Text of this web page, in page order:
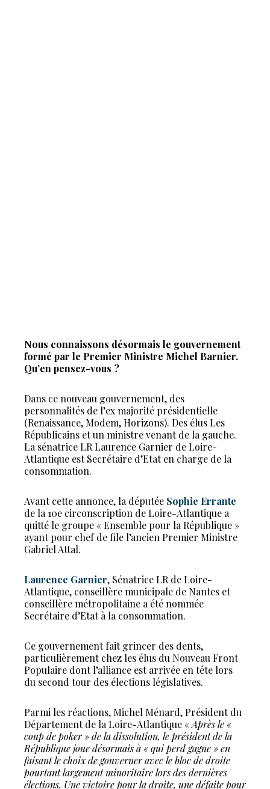
Nous connaissons désormais le gouvernement
formé par le Premier Ministre Michel Barnier.
Qu’en pensez-vous ?
Dans ce nouveau gouvernement, des
personnalités de l’ex majorité présidentielle
(Renaissance, Modem, Horizons). Des élus Les
Républicains et un ministre venant de la gauche.
La sénatrice LR Laurence Garnier de Loire-
Atlantique est Secrétaire d’Etat en charge de la
consommation.
Avant cette annonce, la députée Sophie Errante
de la 10e circonscription de Loire-Atlantique a
quitté le groupe « Ensemble pour la République »
ayant pour chef de file l’ancien Premier Ministre
Gabriel Attal.
Laurence Garnier, Sénatrice LR de Loire-
Atlantique, conseillère municipale de Nantes et
conseillère métropolitaine a été nommée
Secrétaire d’Etat à la consommation.
Ce gouvernement fait grincer des dents,
particulièrement chez les élus du Nouveau Front
Populaire dont l’alliance est arrivée en tête lors
du second tour des élections législatives.
Parmi les réactions, Michel Ménard, Président du
Département de la Loire-Atlantique «Après le «
coup de poker » de la dissolution, le président de la
République joue désormais à « qui perd gagne » en
faisant le choix de gouverner avec le bloc de droite
pourtant largement minoritaire lors des dernières
élections. Une victoire pour la droite, une défaite pour